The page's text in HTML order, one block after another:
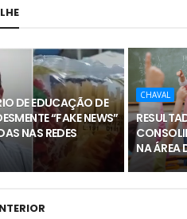
DE EDUCAÇÃO DE
“FAKE NEWS”
NAS REDES
CHAVAL
NA ÁREA